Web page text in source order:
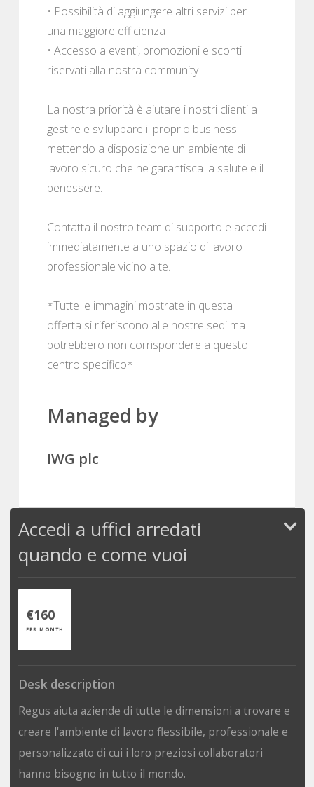
• Possibilità di aggiungere altri servizi per
una maggiore efficienza
• Accesso a eventi, promozioni e sconti
riservati alla nostra community
La nostra priorità è aiutare i nostri clienti a
gestire e sviluppare il proprio business
mettendo a disposizione un ambiente di
lavoro sicuro che ne garantisca la salute e il
benessere.
Contatta il nostro team di supporto e accedi
immediatamente a uno spazio di lavoro
professionale vicino a te.
*Tutte le immagini mostrate in questa
offerta si riferiscono alle nostre sedi ma
potrebbero non corrispondere a questo
centro specifico*
Managed by
IWG plc
Accedi a uffici arredati
quando e come vuoi
€160
PER MONTH
Desk description
Regus aiuta aziende di tutte le dimensioni a trovare e
creare l'ambiente di lavoro flessibile, professionale e
personalizzato di cui i loro preziosi collaboratori
hanno bisogno in tutto il mondo.